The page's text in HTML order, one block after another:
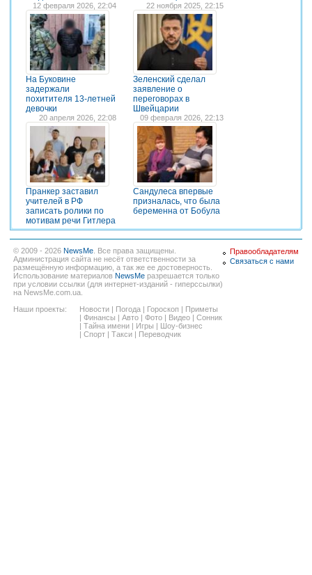
12 февраля 2026, 22:04
На Буковине
задержали
похитителя 13-летней
девочки
22 ноября 2025, 22:15
Зеленский сделал
заявление о
переговорах в
Швейцарии
20 апреля 2026, 22:08
Пранкер заставил
учителей в РФ
записать ролики по
мотивам речи Гитлера
09 февраля 2026, 22:13
Сандулеса впервые
призналась, что была
беременна от Бобула
© 2009 - 2026 NewsMe . Все права защищены.
Администрация сайта не несёт ответственности за
размещённую информацию, а так же ее достоверность.
Использование материалов NewsMe разрешается только
при условии ссылки (для интернет-изданий - гиперссылки)
на NewsMe.com.ua.
Наши проекты:
Новости | Погода | Гороскоп | Приметы
| Финансы | Авто | Фото | Видео | Сонник
| Тайна имени | Игры | Шоу-бизнес
| Спорт | Такси | Переводчик
Правообладателям
Связаться с нами